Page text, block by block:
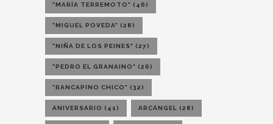
"MARÍA TERREMOTO" (46)
"MIGUEL POVEDA" (28)
"NIÑA DE LOS PEINES" (27)
"PEDRO EL GRANAINO" (26)
"RANCAPINO CHICO" (32)
ANIVERSARIO (41) ARCÁNGEL (28)